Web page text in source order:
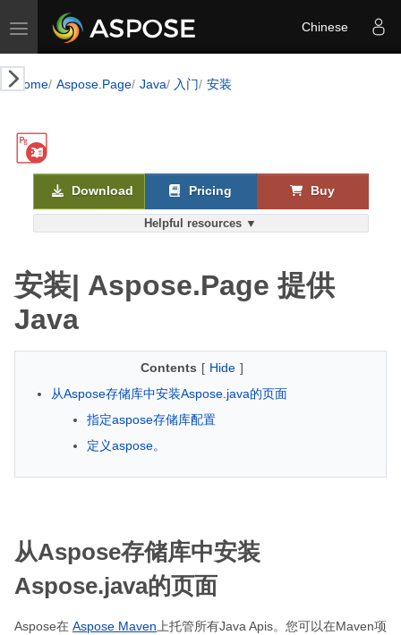
Toggle navigation Chinese
Home Aspose.Page Java 入门 安装
Helpful resources ▼
Download Pricing Buy
安装| Aspose.Page 提供
Java
Contents [ Hide ]
从Aspose存储库中安装Aspose.java的页面
指定aspose存储库配置
定义aspose。
从Aspose存储库中安装
Aspose.java的页面
Aspose在 Aspose Maven上托管所有Java Apis。您可以在Maven项